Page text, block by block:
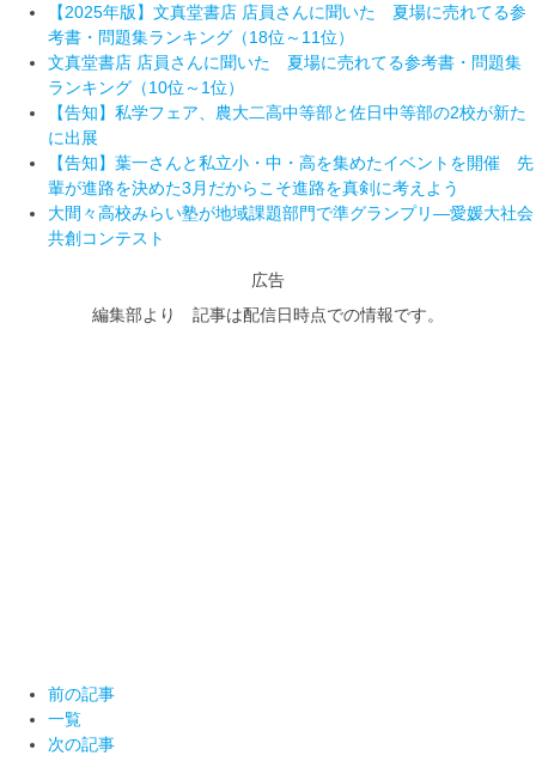
【2025年版】文真堂書店 店員さんに聞いた 夏場に売れてる参
考書・問題集ランキング（18位～11位）
文真堂書店 店員さんに聞いた 夏場に売れてる参考書・問題集
ランキング（10位～1位）
【告知】私学フェア、農大二高中等部と佐日中等部の2校が新た
に出展
【告知】葉一さんと私立小・中・高を集めたイベントを開催 先
輩が進路を決めた3月だからこそ進路を真剣に考えよう
大間々高校みらい塾が地域課題部門で準グランプリ―愛媛大社会
共創コンテスト
広告
編集部より 記事は配信日時点での情報です。
前の記事
一覧
次の記事